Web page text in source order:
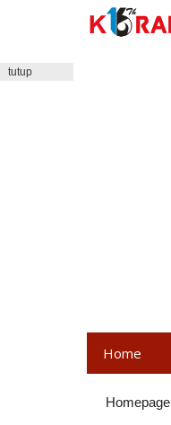
Home
tutup
Homepage